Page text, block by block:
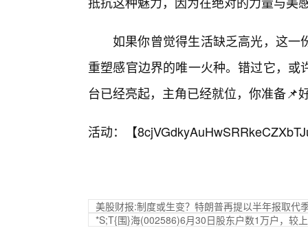
如果你曾觉得生活缺乏高光，这一
重塑感官边界的唯一火种。错过它，
台已经亮起，主角已经就位，你准备📌
活动：【
美股财报:制度或生变？特朗普再提以半年报取代
*S;T{围}海(002586)6月30日股东户数1万户，较